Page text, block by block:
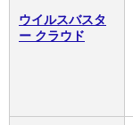
ウイルスバスタ
ー クラウド